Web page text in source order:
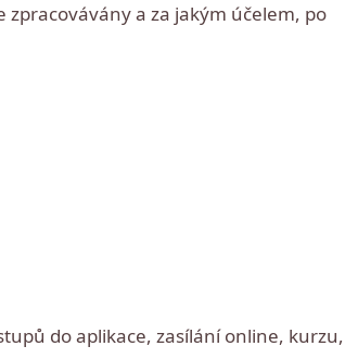
a za jakým účelem, po
do aplikace, zasílání online, kurzu,